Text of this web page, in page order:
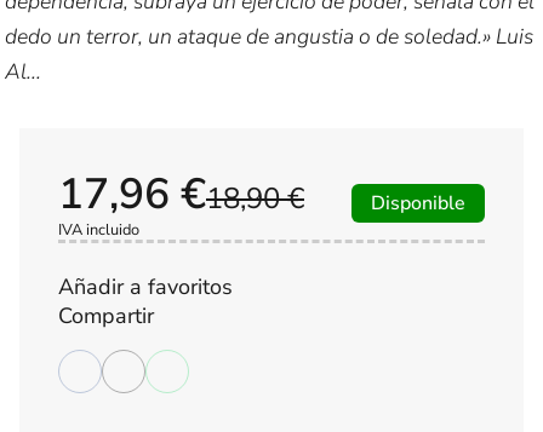
dedo un terror, un ataque de angustia o de soledad.» Luis
Al...
18,90 €
17,96 €
IVA incluido
Disponible
Añadir a favoritos
Compartir